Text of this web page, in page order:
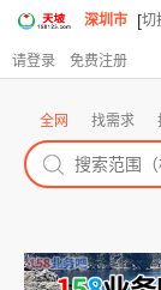
深圳市 [切
请登录 免费注册
全网 找需求